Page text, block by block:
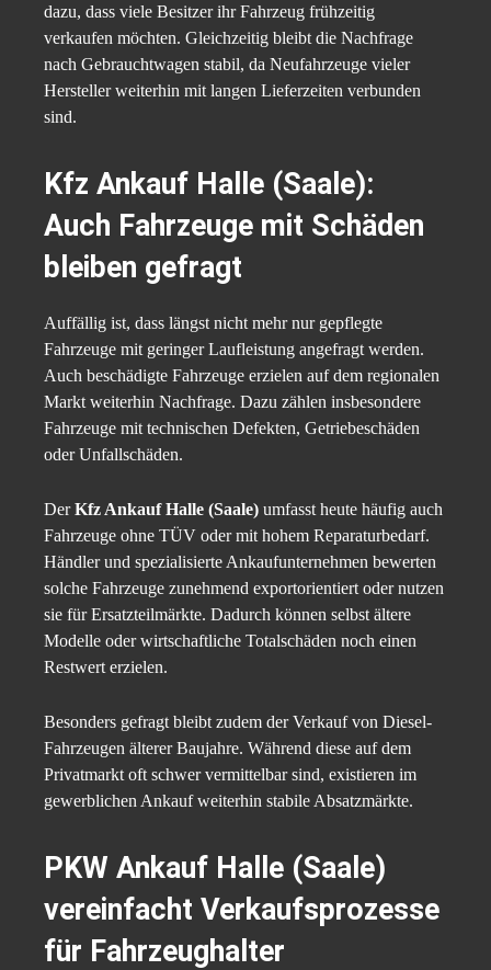
dazu, dass viele Besitzer ihr Fahrzeug frühzeitig
verkaufen möchten. Gleichzeitig bleibt die Nachfrage
nach Gebrauchtwagen stabil, da Neufahrzeuge vieler
Hersteller weiterhin mit langen Lieferzeiten verbunden
sind.
Kfz Ankauf Halle (Saale):
Auch Fahrzeuge mit Schäden
bleiben gefragt
Auffällig ist, dass längst nicht mehr nur gepflegte
Fahrzeuge mit geringer Laufleistung angefragt werden.
Auch beschädigte Fahrzeuge erzielen auf dem regionalen
Markt weiterhin Nachfrage. Dazu zählen insbesondere
Fahrzeuge mit technischen Defekten, Getriebeschäden
oder Unfallschäden.
DerKfz Ankauf Halle (Saale) umfasst heute häufig auch
Fahrzeuge ohne TÜV oder mit hohem Reparaturbedarf.
Händler und spezialisierte Ankaufunternehmen bewerten
solche Fahrzeuge zunehmend exportorientiert oder nutzen
sie für Ersatzteilmärkte. Dadurch können selbst ältere
Modelle oder wirtschaftliche Totalschäden noch einen
Restwert erzielen.
Besonders gefragt bleibt zudem der Verkauf von Diesel-
Fahrzeugen älterer Baujahre. Während diese auf dem
Privatmarkt oft schwer vermittelbar sind, existieren im
gewerblichen Ankauf weiterhin stabile Absatzmärkte.
PKW Ankauf Halle (Saale)
vereinfacht Verkaufsprozesse
für Fahrzeughalter